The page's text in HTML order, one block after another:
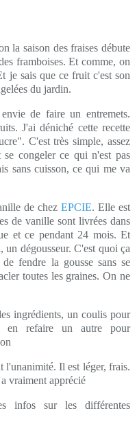
la saison des fraises débute
framboises. Et comme, on
je sais que ce fruit c'est son
du jardin.
de faire un entremets.
J'ai déniché cette recette
C'est très simple, assez
congeler ce qui n'est pas
sans cuisson, ce qui me va
de chez EPCIE. Elle est
de vanille sont livrées dans
et ce pendant 24 mois. Et
un dégousseur. C'est quoi ça
fendre la gousse sans se
toutes les graines. On ne
ingrédients, un coulis pour
en refaire un autre pour
Il est léger, frais.
vraiment apprécié
infos sur les différentes